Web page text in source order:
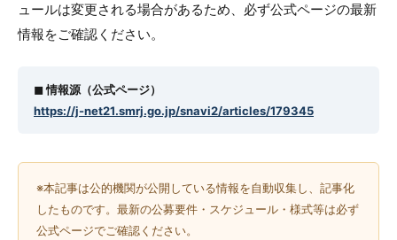
ュールは変更される場合があるため、必ず公式ページの最新
情報をご確認ください。
◼︎ 情報源（公式ページ）
https://j-net21.smrj.go.jp/snavi2/articles/179345
※本記事は公的機関が公開している情報を自動収集し、記事化
したものです。最新の公募要件・スケジュール・様式等は必ず
公式ページでご確認ください。